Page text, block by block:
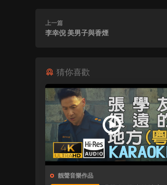
上一篇
李幸倪 美男子與香煙
猜你喜歡
靓聲音樂作品